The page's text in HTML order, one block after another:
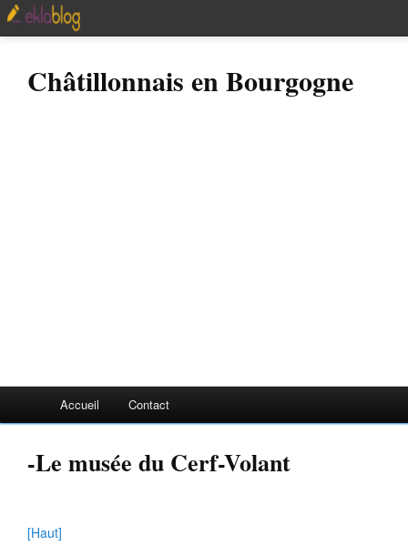
Châtillonnais en Bourgogne
Accueil Contact
-Le musée du Cerf-Volant
[Haut]